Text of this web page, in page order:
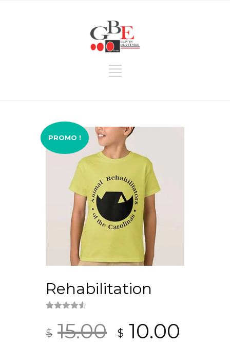
PROMO !
Rehabilitation
sur 5
basé
sur
$ 15.00 Le
$ 10.00